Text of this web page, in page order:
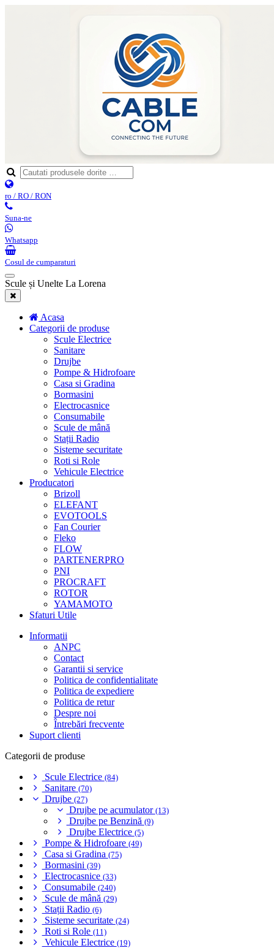
ro / RO / RON
Suna-ne
Whatsapp
Cosul de cumparaturi
Scule și Unelte La Lorena
Acasa
Categorii de produse
Scule Electrice
Sanitare
Drujbe
Pompe & Hidrofoare
Casa si Gradina
Bormasini
Electrocasnice
Consumabile
Scule de mână
Stații Radio
Sisteme securitate
Roti si Role
Vehicule Electrice
Producatori
Brizoll
ELEFANT
EVOTOOLS
Fan Courier
Fleko
FLOW
PARTENERPRO
PNI
PROCRAFT
ROTOR
YAMAMOTO
Sfaturi Utile
Informatii
ANPC
Contact
Garantii si service
Politica de confidentialitate
Politica de expediere
Politica de retur
Despre noi
Întrebări frecvente
Suport clienti
Categorii de produse
Scule Electrice (84)
Sanitare (70)
Drujbe (27)
Drujbe pe acumulator (13)
Drujbe pe Benzină (9)
Drujbe Electrice (5)
Pompe & Hidrofoare (49)
Casa si Gradina (75)
Bormasini (39)
Electrocasnice (33)
Consumabile (240)
Scule de mână (29)
Stații Radio (6)
Sisteme securitate (24)
Roti si Role (11)
Vehicule Electrice (19)